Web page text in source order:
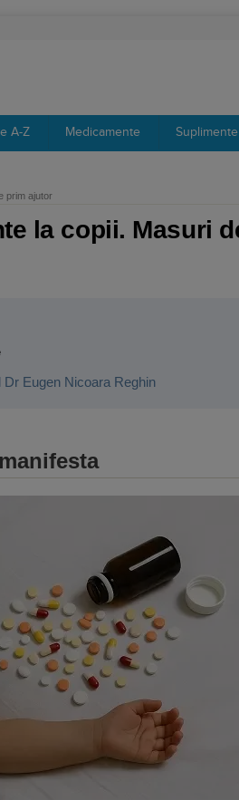
A-Z Medicamente Suplimente
prim ajutor
la copii. Masuri
Dr Eugen Nicoara Reghin